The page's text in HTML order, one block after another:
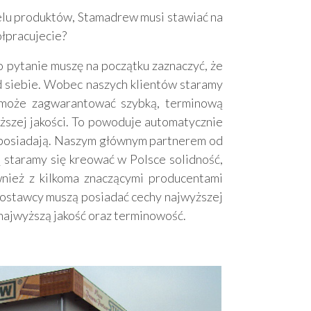
produktów, Stamadrew musi stawiać na
muszę na początku zaznaczyć, że
Wobec naszych klientów staramy
zagwarantować szybką, terminową
jakości. To powoduje automatycznie
Naszym głównym partnerem od
się kreować w Polsce solidność,
z kilkoma znaczącymi producentami
muszą posiadać cechy najwyższej
jakość oraz terminowość.